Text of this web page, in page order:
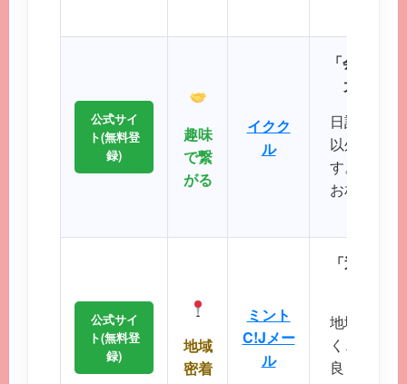
公式サイ
ト(無料登
録)
趣味
で繋
がる
イクク
ル
「会員数
大SNS
日記や掲
以外の機
す。共通
お相手と
公式サイ
ト(無料登
録)
地域
密着
ミント
C!Jメー
ル
「近所で
地域に根
く、コス
良く出会